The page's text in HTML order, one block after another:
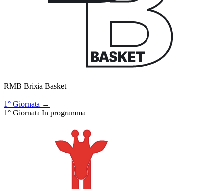
RMB Brixia Basket
–
1° Giornata →
1° Giornata In programma